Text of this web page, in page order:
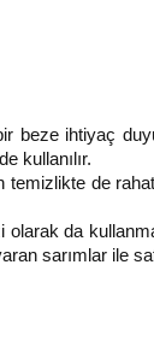
ihtiyaç
kullanılır.
de
olarak da
sarımlar ile